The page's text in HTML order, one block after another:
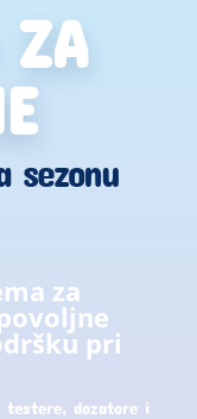
sezonu
za
pri
testere, dozatore i